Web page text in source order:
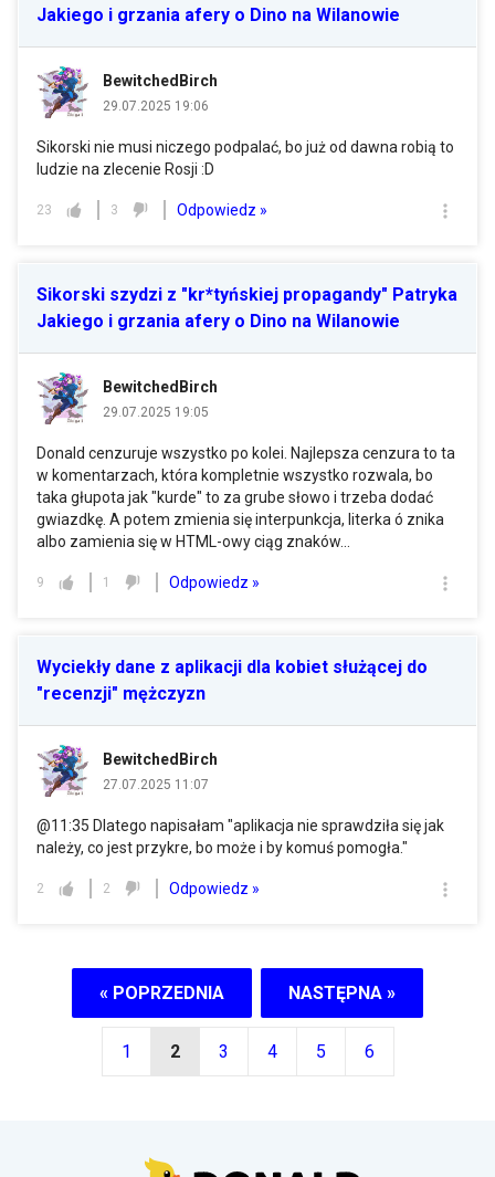
Jakiego i grzania afery o Dino na Wilanowie
BewitchedBirch
29.07.2025 19:06
Sikorski nie musi niczego podpalać, bo już od dawna robią to
ludzie na zlecenie Rosji :D
23 3 Odpowiedz »
Sikorski szydzi z "kr*tyńskiej propagandy" Patryka
Jakiego i grzania afery o Dino na Wilanowie
BewitchedBirch
29.07.2025 19:05
Donald cenzuruje wszystko po kolei. Najlepsza cenzura to ta
w komentarzach, która kompletnie wszystko rozwala, bo
taka głupota jak "kurde" to za grube słowo i trzeba dodać
gwiazdkę. A potem zmienia się interpunkcja, literka ó znika
albo zamienia się w HTML-owy ciąg znaków...
9 1 Odpowiedz »
Wyciekły dane z aplikacji dla kobiet służącej do
"recenzji" mężczyzn
BewitchedBirch
27.07.2025 11:07
@11:35 Dlatego napisałam "aplikacja nie sprawdziła się jak
należy, co jest przykre, bo może i by komuś pomogła."
2 2 Odpowiedz »
« POPRZEDNIA NASTĘPNA »
1 2 3 4 5 6